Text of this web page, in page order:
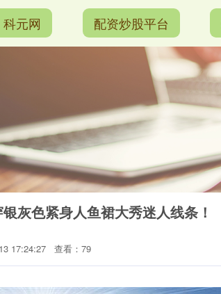
科元网 配资炒股平台
灰色紧身人鱼裙大秀迷人线条！
17:24:27 查看：79